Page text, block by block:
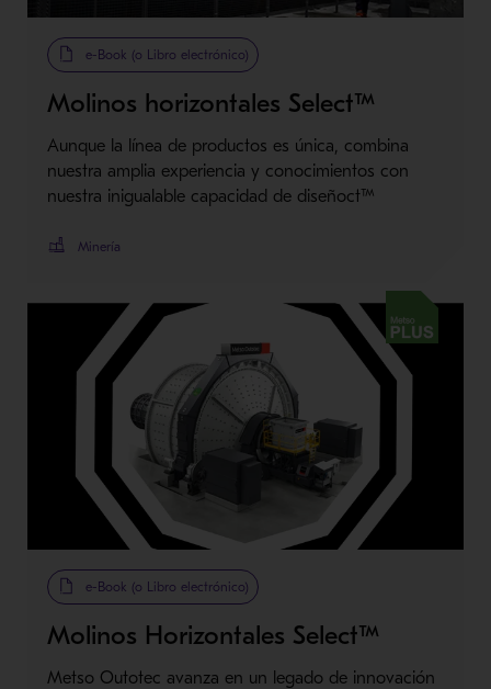
e-Book (o Libro electrónico)
Molinos horizontales Select™
Aunque la línea de productos es única, combina
nuestra amplia experiencia y conocimientos con
nuestra inigualable capacidad de diseñoct™
Minería
Metso Pluse-Book (o Libro electrónico)
Molinos Horizontales Select™
Metso Outotec avanza en un legado de innovación